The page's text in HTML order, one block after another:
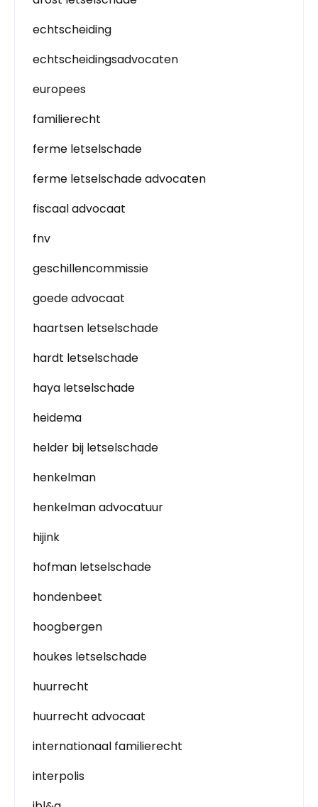
echtscheiding
echtscheidingsadvocaten
europees
familierecht
ferme letselschade
ferme letselschade advocaten
fiscaal advocaat
fnv
geschillencommissie
goede advocaat
haartsen letselschade
hardt letselschade
haya letselschade
heidema
helder bij letselschade
henkelman
henkelman advocatuur
hijink
hofman letselschade
hondenbeet
hoogbergen
houkes letselschade
huurrecht
huurrecht advocaat
internationaal familierecht
interpolis